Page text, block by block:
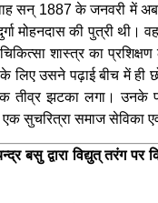
सन् 1887 के जनवरी में
मोहनदास की पुत्री थी।
शास्त्र का प्रशिक्षण
लिए उसने पढ़ाई बीच में ही
तीव्र झटका लगा। उनके
सुचरित्रा समाज सेविका
बसु द्वारा विद्युत् तरंग पर